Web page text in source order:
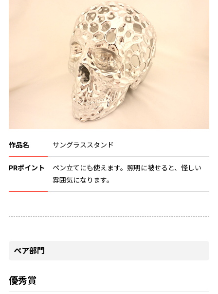
作品名 サングラススタンド
PRポイント
ペン立てにも使えます。照明に被せると、怪しい
雰囲気になります。
ペア部門
優秀賞